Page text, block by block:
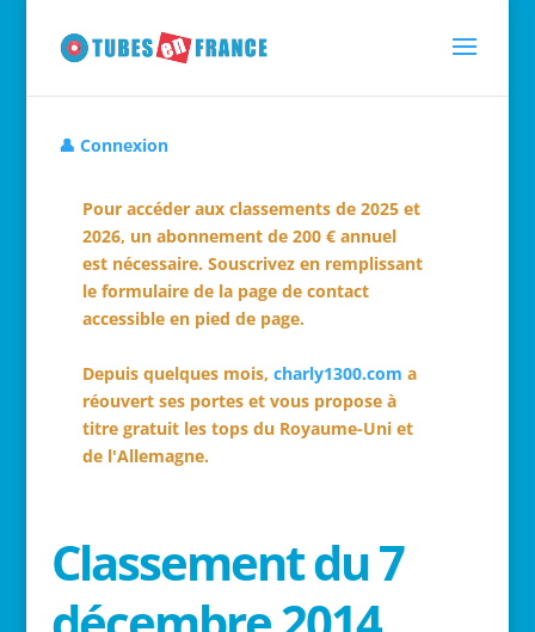
👤 Connexion
Pour accéder aux classements de 2025 et
2026, un abonnement de 200 € annuel
est nécessaire. Souscrivez en remplissant
le formulaire de la page de contact
accessible en pied de page.
Depuis quelques mois, charly1300.com a
réouvert ses portes et vous propose à
titre gratuit les tops du Royaume-Uni et
de l'Allemagne.
Classement du 7